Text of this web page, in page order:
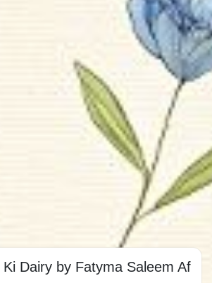
Dairy by Fatyma Saleem Af